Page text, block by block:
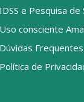
IDSS e Pesquisa de
Uso consciente
Dúvidas Frequentes
Política de